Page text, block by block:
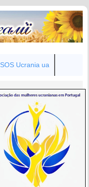
SOS Ucrania ua